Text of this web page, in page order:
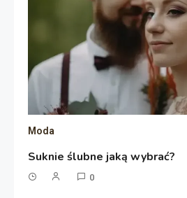
Moda
Suknie ślubne jaką wybrać?
0